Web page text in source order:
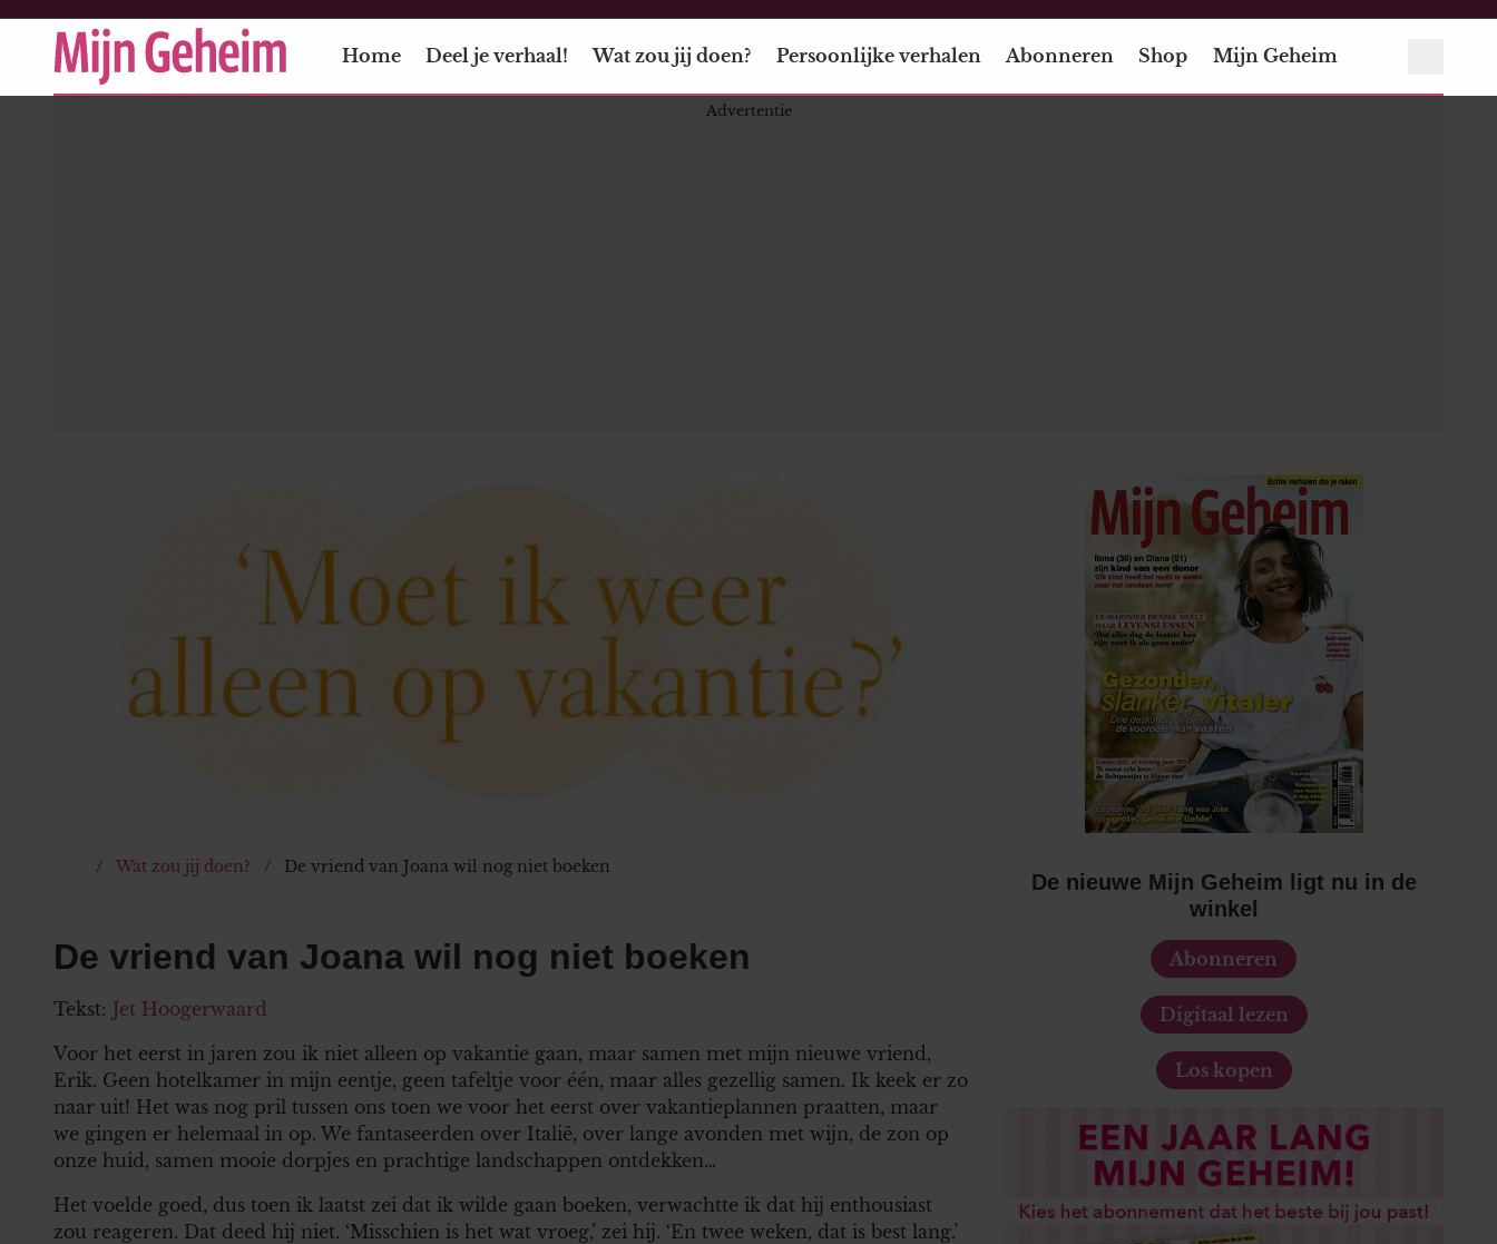
Home Deel je verhaal! Wat zou jij doen? Persoonlijke verhalen Abonneren Shop Mijn Geheim
Wat zou jij doen? De vriend van Joana wil nog niet boeken
De vriend van Joana wil nog niet boeken
Tekst: Jet Hoogerwaard
Voor het eerst in jaren zou ik niet alleen op vakantie gaan, maar samen met mijn nieuwe vriend,
Erik. Geen hotelkamer in mijn eentje, geen tafeltje voor één, maar alles gezellig samen. Ik keek er zo
naar uit! Het was nog pril tussen ons toen we voor het eerst over vakantieplannen praatten, maar
we gingen er helemaal in op. We fantaseerden over Italië, over lange avonden met wijn, de zon op
onze huid, samen mooie dorpjes en prachtige landschappen ontdekken…
Het voelde goed, dus toen ik laatst zei dat ik wilde gaan boeken, verwachtte ik dat hij enthousiast
zou reageren. Dat deed hij niet. ‘Misschien is het wat vroeg,’ zei hij. ‘En twee weken, dat is best lang.’
De nieuwe Mijn Geheim ligt nu in de
winkel
Abonneren
Digitaal lezen
Los kopen